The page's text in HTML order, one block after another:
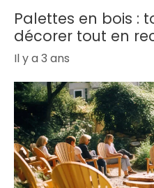
Palettes en bois :
décorer tout en
Il y a 3 ans